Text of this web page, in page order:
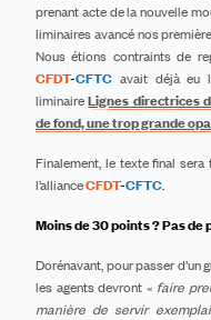
prenant acte de la nouvelle
liminaires avancé nos
Nous étions contraints de
CFDT-CFTC avait déjà eu
liminaireLignes directrices
de fond, une trop grande
Finalement, le texte final
l’allianceCFDT-CFTC.
Moins de 30 points ? Pas
Dorénavant, pour passer d’un
les agents devront « faire
manière de servir